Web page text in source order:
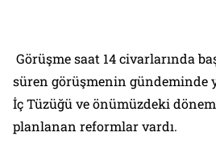
Görüşme saat 14 civarlarında
süren görüşmenin gündeminde
İç Tüzüğü ve önümüzdeki
planlanan reformlar vardı.